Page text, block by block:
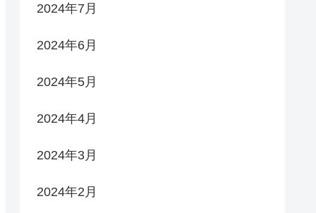
2024年7月
2024年6月
2024年5月
2024年4月
2024年3月
2024年2月